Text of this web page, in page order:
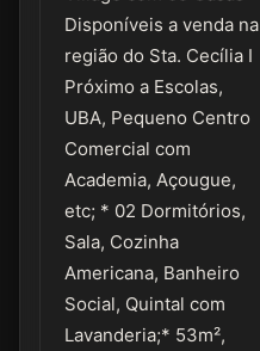
Disponíveis a venda na
região do Sta. Cecília I
Próximo a Escolas,
UBA, Pequeno Centro
Comercial com
Academia, Açougue,
etc; * 02 Dormitórios,
Sala, Cozinha
Americana, Banheiro
Social, Quintal com
Lavanderia;* 53m²,